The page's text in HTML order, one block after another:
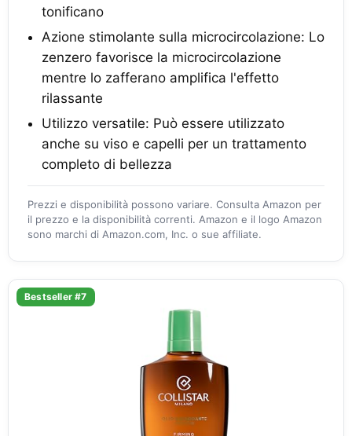
tonificano
Azione stimolante sulla microcircolazione: Lo
zenzero favorisce la microcircolazione
mentre lo zafferano amplifica l'effetto
rilassante
Utilizzo versatile: Può essere utilizzato
anche su viso e capelli per un trattamento
completo di bellezza
Prezzi e disponibilità possono variare. Consulta Amazon per
il prezzo e la disponibilità correnti. Amazon e il logo Amazon
sono marchi di Amazon.com, Inc. o sue affiliate.
Bestseller #7